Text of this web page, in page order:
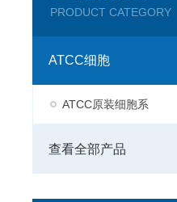
PRODUCT CATEGORY
ATCC细胞
ATCC原装细胞系
查看全部产品